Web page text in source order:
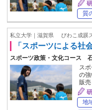
質
私立大学｜滋賀県 びわこ成蹊
「スポーツによる社
スポーツ政策・文化コース
ス
の強
販
地